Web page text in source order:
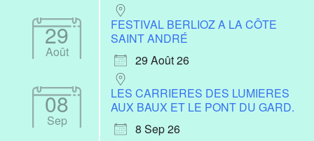
29
Août
FESTIVAL BERLIOZ A LA CÔTE
SAINT ANDRÉ
29 Août 26
08
Sep
LES CARRIERES DES LUMIERES
AUX BAUX ET LE PONT DU GARD.
8 Sep 26